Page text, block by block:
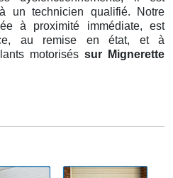
un technicien qualifié. Notre
à proximité immédiate, est
au remise en état, et à
motorisés sur Mignerette